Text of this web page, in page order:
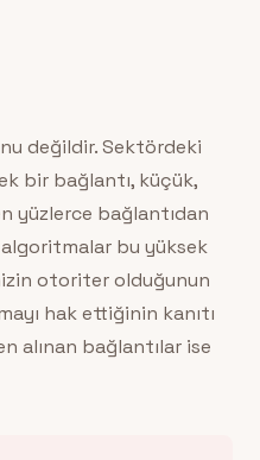
değildir. Sektördeki
bir bağlantı, küçük,
yüzlerce bağlantıdan
bu yüksek
otoriter olduğunun
hak ettiğinin kanıtı
alınan bağlantılar ise